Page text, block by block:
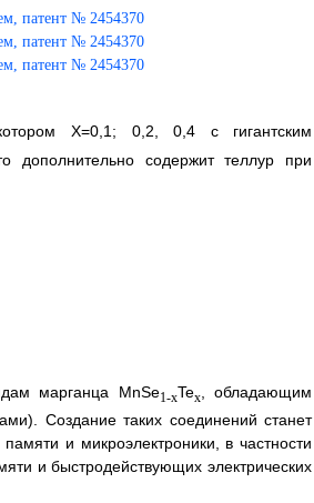
Х=0,1; 0,2, 0,4 с гигантским
дополнительно содержит теллур при
марганца MnSe1-xTex, обладающим
Создание таких соединений станет
и микроэлектроники, в частности
и быстродействующих электрических